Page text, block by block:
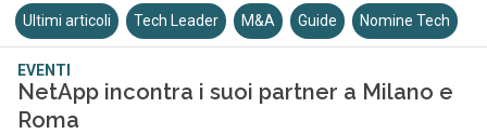
Ultimi articoli Tech Leader M&A Guide Nomine Tech
EVENTI
NetApp incontra i suoi partner a Milano e
Roma